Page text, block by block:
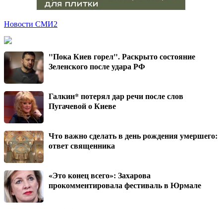
Новости СМИ2
"Пока Киев горел". Раскрыто состояние
Зеленского после удара РФ
Галкин* потерял дар речи после слов
Пугачевой о Киеве
Что важно сделать в день рождения умершего:
ответ священника
«Это конец всего»: Захарова
прокомментировала фестиваль в Юрмале